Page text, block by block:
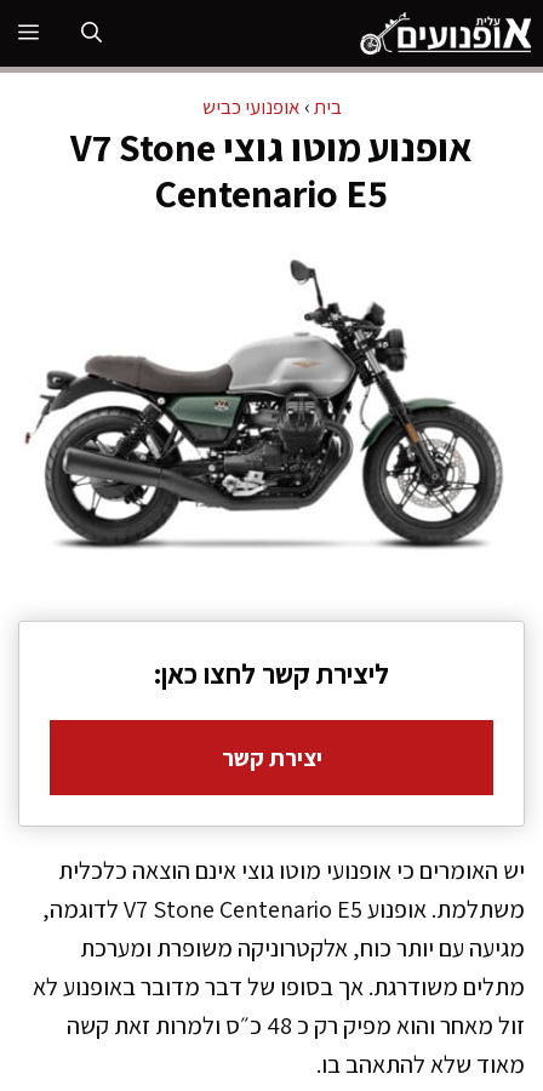
לדלג
לתוכן
בית› אופנועי כביש
אופנוע מוטו גוצי V7 Stone
Centenario E5
ליצירת קשר לחצו כאן:
יצירת קשר
יש האומרים כי אופנועי מוטו גוצי אינם הוצאה כלכלית
משתלמת. אופנוע V7 Stone Centenario E5 לדוגמה,
מגיעה עם יותר כוח, אלקטרוניקה משופרת ומערכת
מתלים משודרגת. אך בסופו של דבר מדובר באופנוע לא
זול מאחר והוא מפיק רק כ 48 כ״ס ולמרות זאת קשה
מאוד שלא להתאהב בו.